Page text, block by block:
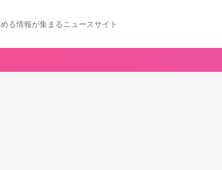
る情報が集まるニュースサイト